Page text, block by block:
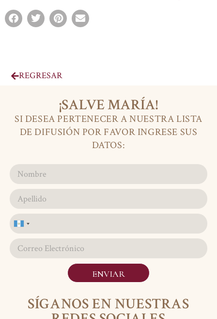
REGRESAR
SÍGANOS EN NUESTRAS
¡SALVE MARÍA!
SI DESEA PERTENECER A NUESTRA LISTA
DE DIFUSIÓN POR FAVOR INGRESE SUS
DATOS:
Guatemala
ENVIAR